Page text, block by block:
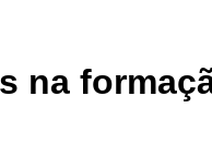
na